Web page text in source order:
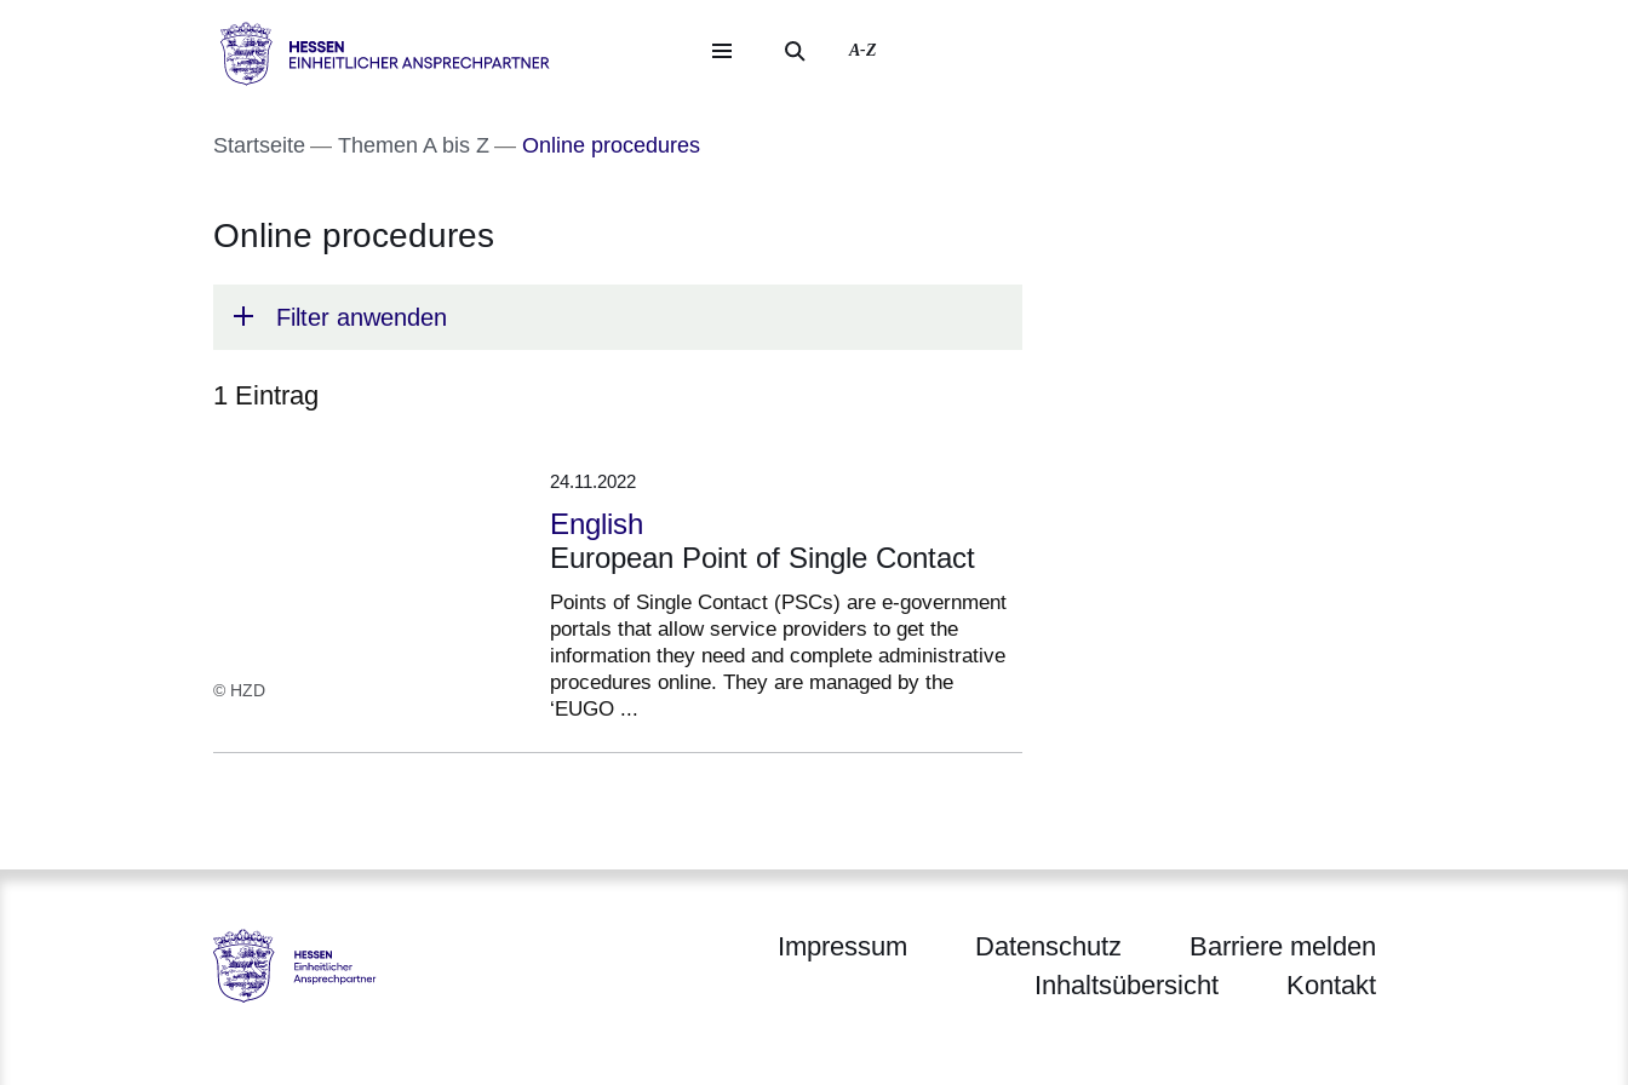
Direkt zum Kopf der Seite
Direkt zum Inhalt
Direkt zum Fuß der Seite
-
Einheitlicher
A-Z
Startseite Themen A bis Z Online procedures
Online procedures
Filter anwenden
1 Eintrag
© HZD
24.11.2022
English
European Point of Single Contact
Points of Single Contact (PSCs) are e-government
portals that allow service providers to get the
information they need and complete administrative
procedures online. They are managed by the
‘EUGO ...
Impressum Datenschutz
Barriere melden
Inhaltsübersicht
Kontakt